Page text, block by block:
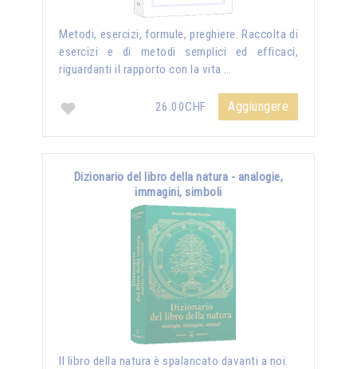
Metodi, esercizi, formule, preghiere. Raccolta di
esercizi e di metodi semplici ed efficaci,
riguardanti il rapporto con la vita …
26.00CHF Aggiungere
Dizionario del libro della natura - analogie,
immagini, simboli
Il libro della natura è spalancato davanti a noi.